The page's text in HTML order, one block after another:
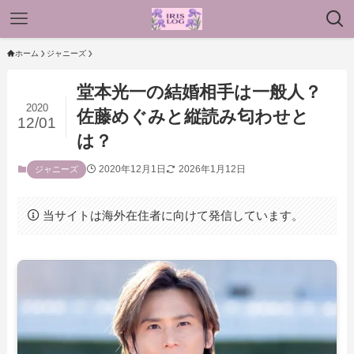
ホーム ジャニーズ
堂本光一の結婚相手は一般人？
佐藤めぐみと縦読み匂わせと
は？
2020
12/01
ジャニーズ 2020年12月1日 2026年1月12日
当サイトは海外在住者に向けて発信しています。